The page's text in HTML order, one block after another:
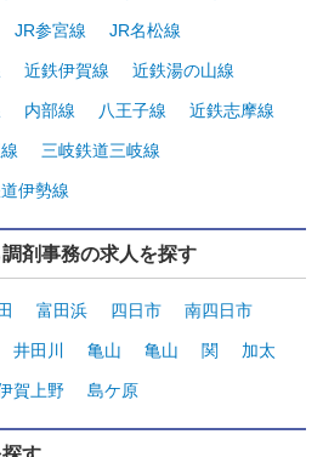
JR参宮線 JR名松線
近鉄伊賀線 近鉄湯の山線
内部線 八王子線 近鉄志摩線
三岐鉄道三岐線
伊勢線
剤事務の求人を探す
富田浜 四日市 南四日市
井田川 亀山 亀山 関 加太
賀上野 島ケ原